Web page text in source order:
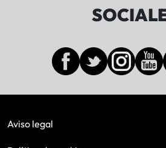
Aviso legal